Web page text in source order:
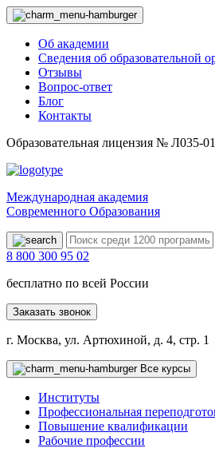
Об академии
Сведения об образовательной
Отзывы
Вопрос-ответ
Блог
Контакты
Образовательная лицензия № Л035-
Международная академия
Современного Образования
8 800 300 95 02
бесплатно по всей России
Заказать звонок
г. Москва, ул. Артюхиной, д. 4, стр. 1
Все курсы
Институты
Профессиональная
Повышение квалификации
Рабочие профессии